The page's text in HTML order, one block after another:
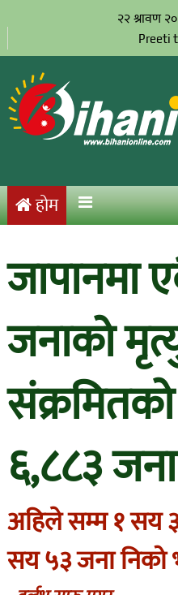
२२ श्रावण
Preeti
होम
जापानमा
जनाको
६,८८३
अहिले सम्म १ सय
सय ५३ जना निको